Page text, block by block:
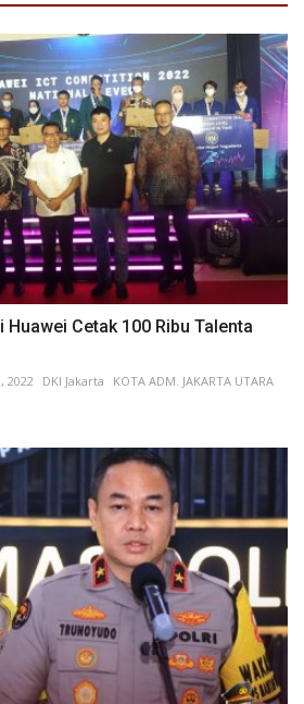
Cetak 100 Ribu Talenta
2022 DKI Jakarta
KOTA ADM. JAKARTA UTARA